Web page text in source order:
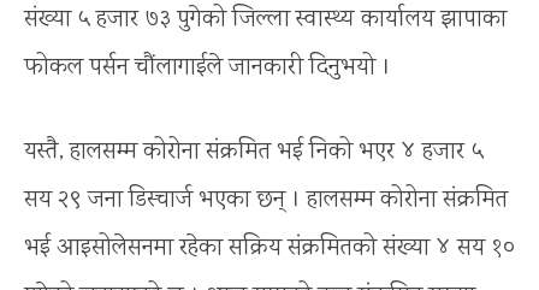
संख्या ५ हजार ७३ पुगेको जिल्ला स्वास्थ्य कार्यालय झापाका
फोकल पर्सन चौंलागाईले जानकारी दिनुभयो ।
यस्तै, हालसम्म कोरोना संक्रमित भई निको भएर ४ हजार ५
सय २९ जना डिस्चार्ज भएका छन् । हालसम्म कोरोना संक्रमित
भई आइसोलेसनमा रहेका सक्रिय संक्रमितको संख्या ४ सय १०